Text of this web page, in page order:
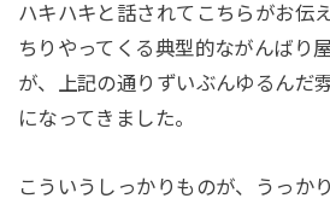
ハキハキと話されてこちらがお伝
ちりやってくる典型的ながんばり
が、上記の通りずいぶんゆるんだ
になってきました。
こういうしっかりものが、うっか